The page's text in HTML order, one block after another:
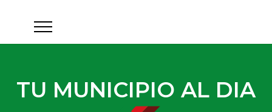
TU MUNICIPIO AL DIA